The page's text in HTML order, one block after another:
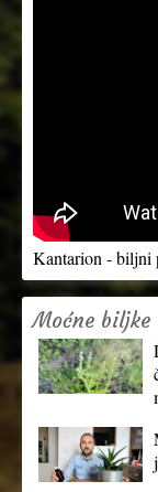
Kantarion - biljni
Moćne biljke